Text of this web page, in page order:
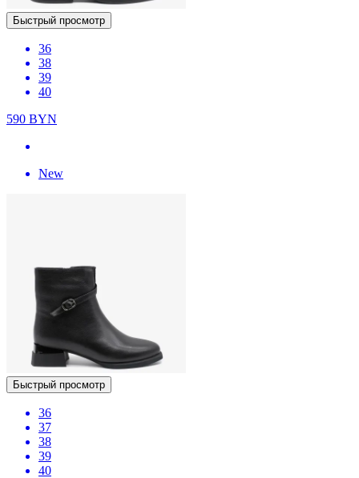
Быстрый просмотр
36
38
39
40
590 BYN
New
Быстрый просмотр
36
37
38
39
40